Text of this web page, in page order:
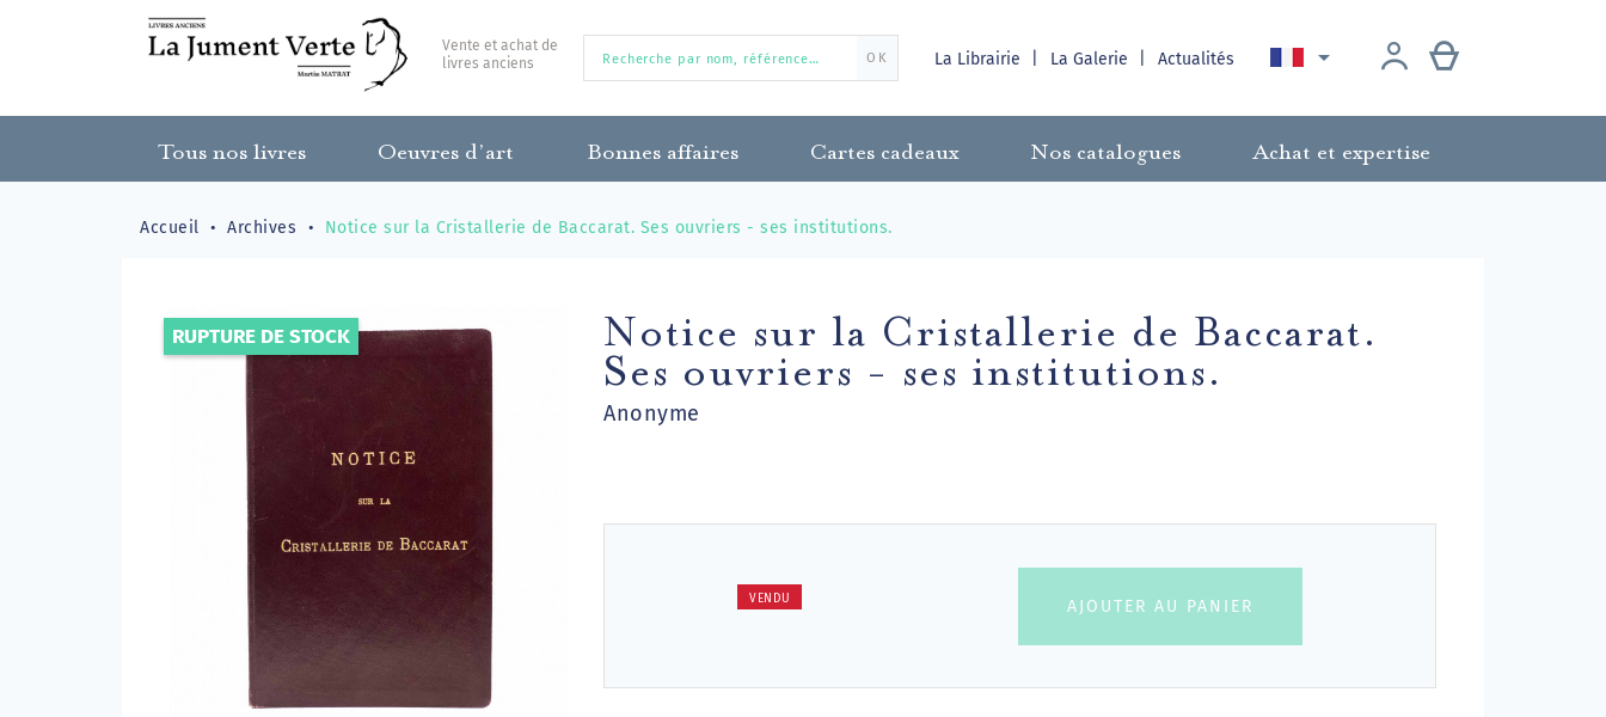
Vente et achat de
livres anciens
OK La Librairie La Galerie Actualités 
Tous nos livres Oeuvres d’art Bonnes affaires Cartes cadeaux Nos catalogues Achat et expertise
Accueil Archives Notice sur la Cristallerie de Baccarat. Ses ouvriers - ses institutions.
RUPTURE DE STOCK Notice sur la Cristallerie de Baccarat.
Ses ouvriers - ses institutions.
Anonyme
VENDU AJOUTER AU PANIER